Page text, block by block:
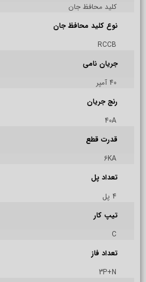
کلید محافظ جان
نوع کلید محافظ جان
RCCB
جریان نامی
40 آمپر
رنج جریان
40A
قدرت قطع
6KA
تعداد پل
4 پل
تیپ کار
C
تعداد فاز
3P+N